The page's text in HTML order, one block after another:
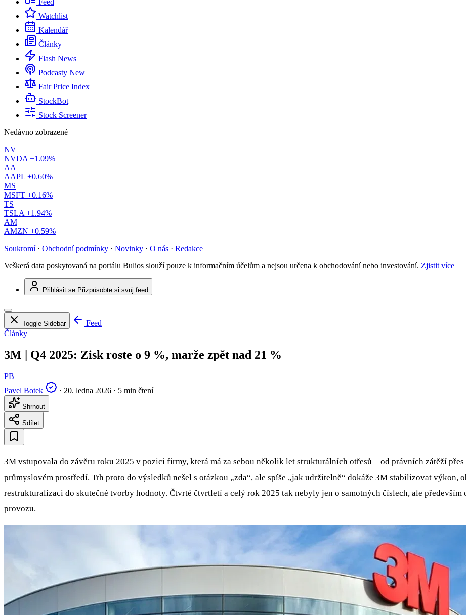
Feed
Watchlist
Kalendář
Články
Flash News
Podcasty New
Fair Price Index
StockBot
Stock Screener
Nedávno zobrazené
NV
NVDA +1.09%
AA
AAPL +0.60%
MS
MSFT +0.16%
TS
TSLA +1.94%
AM
AMZN +0.59%
Soukromí · Obchodní podmínky · Novinky · O nás · Redakce
Veškerá data poskytovaná na portálu Bulios slouží pouze k informačním účelům a nejsou určena k obchodování nebo investování. Zjistit více
Přihlásit se Přizpůsobte si svůj feed
Toggle Sidebar
Feed
Články
3M | Q4 2025: Zisk roste o 9 %, marže zpět nad 21 %
PB
Pavel Botek
· 20. ledna 2026 · 5 min čtení
Shrnout
Sdílet
3M vstupovala do závěru roku 2025 v pozici firmy, která má za sebou několik let strukturálních otřesů – od právních zátěží
průmyslovém prostředí. Trh proto do výsledků nešel s otázkou „zda“, ale spíše „jak udržitelně“ dokáže 3M stabilizovat
restrukturalizaci do skutečné tvorby hodnoty. Čtvrté čtvrtletí a celý rok 2025 tak nebyly jen o samotných číslech, ale
provozu.